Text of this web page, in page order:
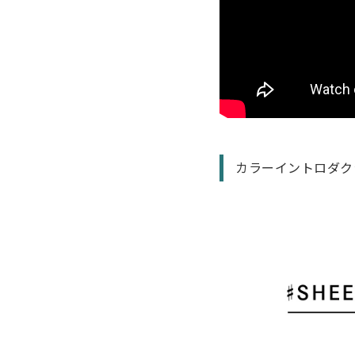
カラーイントロダ